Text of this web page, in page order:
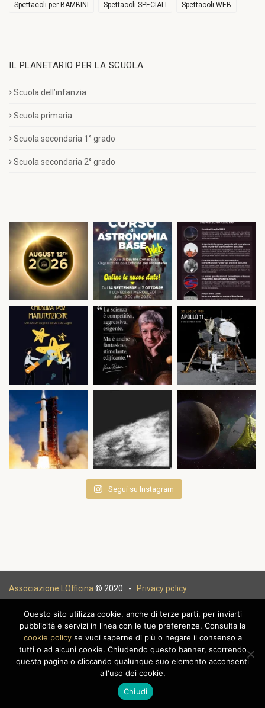
Spettacoli per BAMBINI Spettacoli SPECIALI Spettacoli WEB
IL PLANETARIO PER LA SCUOLA
Scuola dell’infanzia
Scuola primaria
Scuola secondaria 1° grado
Scuola secondaria 2° grado
Segui su Instagram
Associazione LOfficina © 2020 - Privacy policy
Questo sito utilizza cookie, anche di terze parti, per inviarti
pubblicità e servizi in linea con le tue preferenze. Consulta la
cookie policyse vuoi saperne di più o negare il consenso a
tutti o ad alcuni cookie. Chiudendo questo banner, scorrendo
questa pagina o cliccando qualunque suo elemento acconsenti
all'uso dei cookie.
Chiudi